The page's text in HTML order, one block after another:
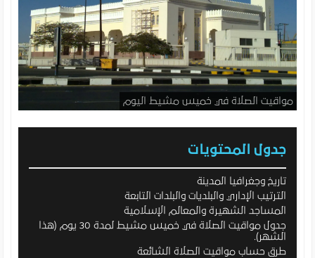
مواقيت الصلاة في خميس مشيط اليوم
جدول المحتويات
تاريخ وجغرافيا المدينة
الترتيب الإداري والبلديات والبلدات التابعة
المساجد الشهيرة والمعالم الإسلامية
جدول مواقيت الصلاة في خميس مشيط لمدة 30 يوم (هذا
الشهر).
طرق حساب مواقيت الصلاة الشائعة